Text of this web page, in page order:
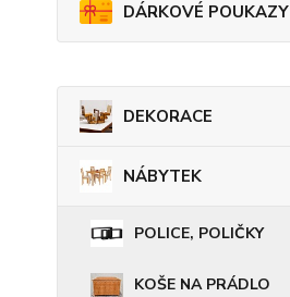
DÁRKOVÉ POUKAZY
DEKORACE
NÁBYTEK
POLICE, POLIČKY
KOŠE NA PRÁDLO